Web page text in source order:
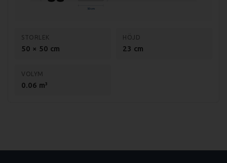
50 cm
STORLEK
50 × 50 cm
HÖJD
23 cm
VOLYM
0.06 m³